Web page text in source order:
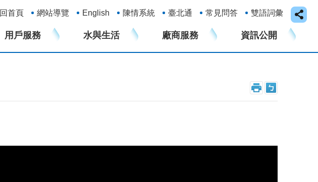
回首頁
網站導覽 English 陳情系統 臺北通 常見問答 雙語詞彙
用戶服務 水與生活 廠商服務 資訊公開